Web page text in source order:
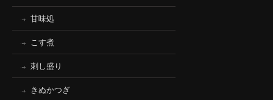
甘味処
こす煮
刺し盛り
きぬかつぎ